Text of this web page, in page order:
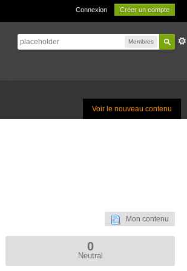
Connexion Créer un compte
Membres
Voir le nouveau contenu
Mon contenu
0
Neutral